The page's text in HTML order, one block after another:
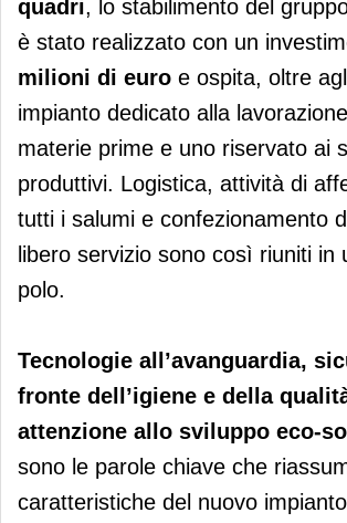
quadri, lo stabilimento del
è stato realizzato con un
milioni di euro e ospita, oltre
impianto dedicato alla
materie prime e uno riservato ai
produttivi. Logistica, attività di
tutti i salumi e confezionamento
libero servizio sono così riuniti in
polo.
Tecnologie all’avanguardia,
fronte dell’igiene e della
attenzione allo sviluppo eco-
sono le parole chiave che
caratteristiche del nuovo